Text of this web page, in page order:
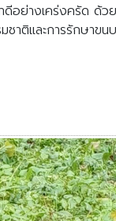
ย่างเคร่งครัด ด้วย
ติและการรักษาขน